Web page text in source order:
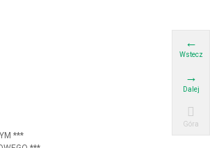
***
Wstecz
Dalej
Góra